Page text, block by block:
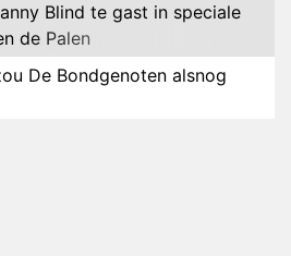
Blind te gast in speciale
de Palen
De Bondgenoten alsnog